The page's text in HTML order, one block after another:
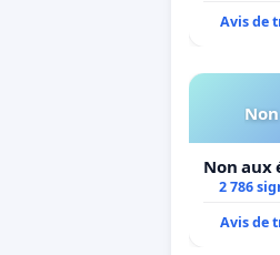
Avis de
Non aux
2 786
Avis de